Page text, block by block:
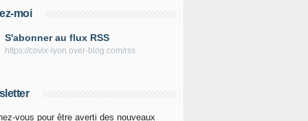
moi
S'abonner au flux RSS
https://covix-lyon.over-blog.com/rss
vous pour être averti des nouveaux